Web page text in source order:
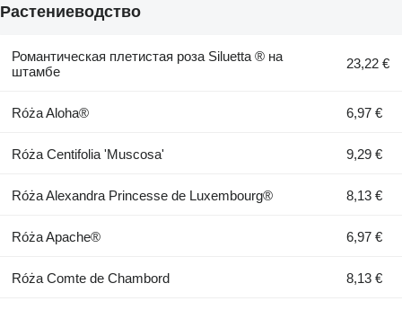
Растениеводство
Романтическая плетистая роза Siluetta ® на
штамбе
23,22 €
Róża Aloha® 6,97 €
Róża Centifolia 'Muscosa' 9,29 €
Róża Alexandra Princesse de Luxembourg® 8,13 €
Róża Apache® 6,97 €
Róża Comte de Chambord 8,13 €